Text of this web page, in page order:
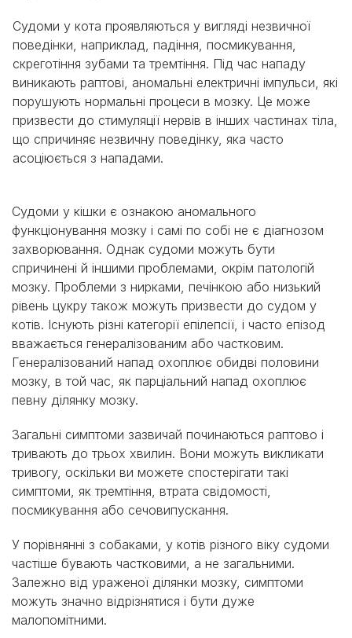
Судоми у кота проявляються у вигляді незвичної
поведінки, наприклад, падіння, посмикування,
скреготіння зубами та тремтіння. Під час нападу
виникають раптові, аномальні електричні імпульси, які
порушують нормальні процеси в мозку. Це може
призвести до стимуляції нервів в інших частинах тіла,
що спричиняє незвичну поведінку, яка часто
асоціюється з нападами.
Судоми у кішки є ознакою аномального
функціонування мозку і самі по собі не є діагнозом
захворювання. Однак судоми можуть бути
спричинені й іншими проблемами, окрім патологій
мозку. Проблеми з нирками, печінкою або низький
рівень цукру також можуть призвести до судом у
котів. Існують різні категорії епілепсії, і часто епізод
вважається генералізованим або частковим.
Генералізований напад охоплює обидві половини
мозку, в той час, як парціальний напад охоплює
певну ділянку мозку.
Загальні симптоми зазвичай починаються раптово і
тривають до трьох хвилин. Вони можуть викликати
тривогу, оскільки ви можете спостерігати такі
симптоми, як тремтіння, втрата свідомості,
посмикування або сечовипускання.
У порівнянні з собаками, у котів різного віку судоми
частіше бувають частковими, а не загальними.
Залежно від ураженої ділянки мозку, симптоми
можуть значно відрізнятися і бути дуже
малопомітними.